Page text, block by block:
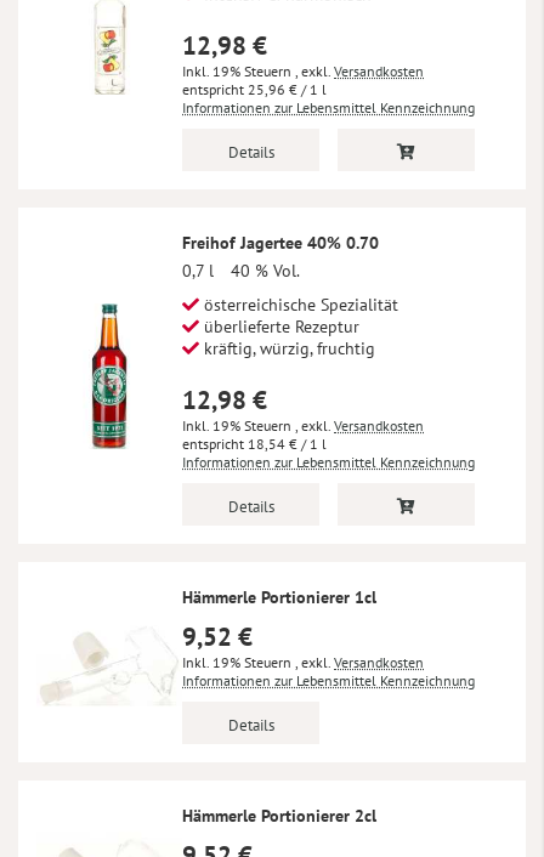
12,98 €
Inkl. 19% Steuern , exkl. Versandkosten
25,96 € / 1 l
Informationen zur Lebensmittel Kennzeichnung
Details
Freihof Jagertee 40% 0.70
0,7 l
40 % Vol.
österreichische Spezialität
überlieferte Rezeptur
kräftig, würzig, fruchtig
12,98 €
Inkl. 19% Steuern , exkl. Versandkosten
18,54 € / 1 l
Informationen zur Lebensmittel Kennzeichnung
Details
Hämmerle Portionierer 1cl
9,52 €
Inkl. 19% Steuern , exkl. Versandkosten
Informationen zur Lebensmittel Kennzeichnung
Details
Hämmerle Portionierer 2cl